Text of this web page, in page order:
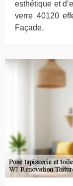
esthétique et
verre 40120
Façade.